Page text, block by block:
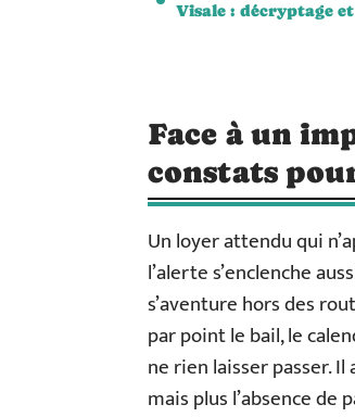
Visale : décryptage
Face à un
constats
Un loyer attendu qui
l’alerte s’enclenche
s’aventure hors des
par point le bail, le
ne rien laisser passer.
mais plus l’absence de